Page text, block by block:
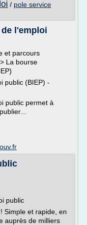
/ pole service
l'emploi
et parcours
La bourse
public (BIEP) -
public permet à
public
Simple et rapide, en
auprès de milliers